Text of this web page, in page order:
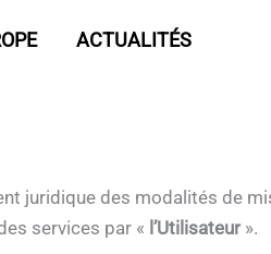
ACTUALITÉS
juridique des modalités de
services par « l’Utilisateur».